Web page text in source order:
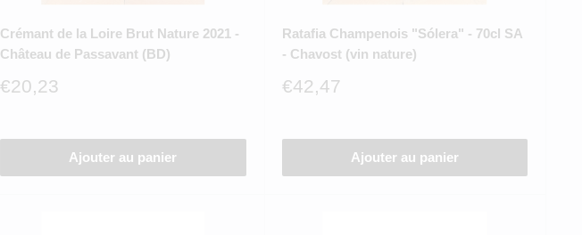
Crémant de la Loire Brut Nature 2021 -
Château de Passavant (BD)
Prix
€20,23
Ajouter au panier
Ratafia Champenois "Sólera" - 70cl SA
- Chavost (vin nature)
Prix
€42,47
Ajouter au panier